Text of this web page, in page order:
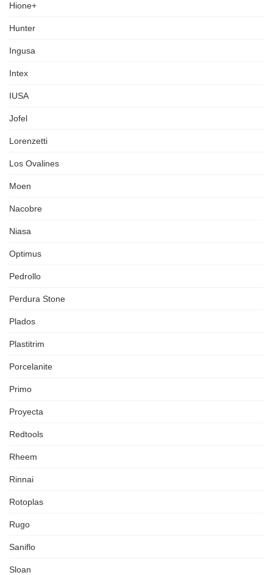
Hione+
Hunter
Ingusa
Intex
IUSA
Jofel
Lorenzetti
Los Ovalines
Moen
Nacobre
Niasa
Optimus
Pedrollo
Perdura Stone
Plados
Plastitrim
Porcelanite
Primo
Proyecta
Redtools
Rheem
Rinnai
Rotoplas
Rugo
Saniflo
Sloan